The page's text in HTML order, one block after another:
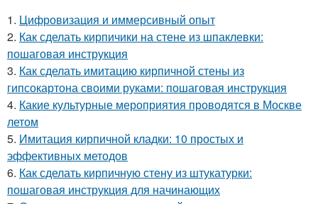
1. Цифровизация и иммерсивный опыт
2. Как сделать кирпичики на стене из шпаклевки:
пошаговая инструкция
3. Как сделать имитацию кирпичной стены из
гипсокартона своими руками: пошаговая инструкция
4. Какие культурные мероприятия проводятся в Москве
летом
5. Имитация кирпичной кладки: 10 простых и
эффективных методов
6. Как сделать кирпичную стену из штукатурки:
пошаговая инструкция для начинающих